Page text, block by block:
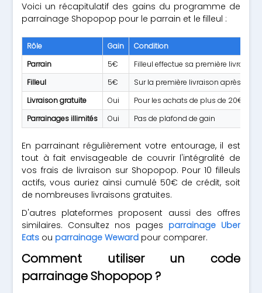
Voici un récapitulatif des gains du programme de
parrainage Shopopop pour le parrain et le filleul :
Rôle Gain
Condition
Parrain
5€
Filleul effectue sa première livraison
Filleul
5€
Sur la première livraison après
Livraison gratuite
Oui
Pour les achats de plus de 20€
Parrainages illimités
Oui Pas de plafond de gain
En parrainant régulièrement votre entourage, il est
tout à fait envisageable de couvrir l'intégralité de
vos frais de livraison sur Shopopop. Pour 10 filleuls
actifs, vous auriez ainsi cumulé 50€ de crédit, soit
de nombreuses livraisons gratuites.
D'autres plateformes proposent aussi des offres
similaires. Consultez nos pages parrainage Uber
Eats ou parrainage Weward pour comparer.
Comment utiliser un code
parrainage Shopopop ?